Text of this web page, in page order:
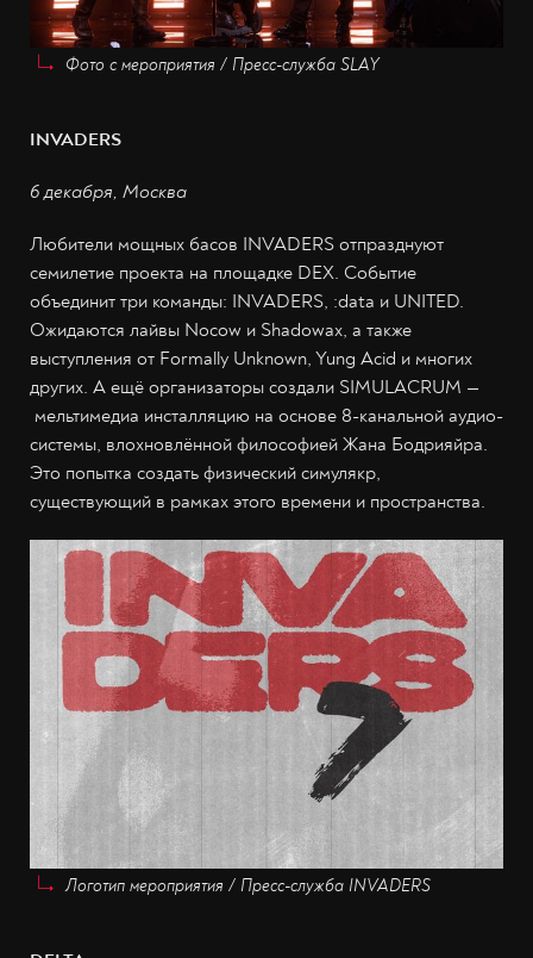
Фото с мероприятия / Пресс-служба SLAY
INVADERS
6 декабря, Москва
Любители мощных басов INVADERS отпразднуют
семилетие проекта на площадке DEX. Событие
объединит три команды: INVADERS, :data и UNITED.
Ожидаются лайвы Nocow и Shadowax, а также
выступления от Formally Unknown, Yung Acid и многих
других. А ещё организаторы создали SIMULACRUM —
мельтимедиа инсталляцию на основе 8-канальной аудио-
системы, влохновлённой философией Жана Бодрияйра.
Это попытка создать физический симулякр,
существующий в рамках этого времени и пространства.
Логотип мероприятия / Пресс-служба INVADERS